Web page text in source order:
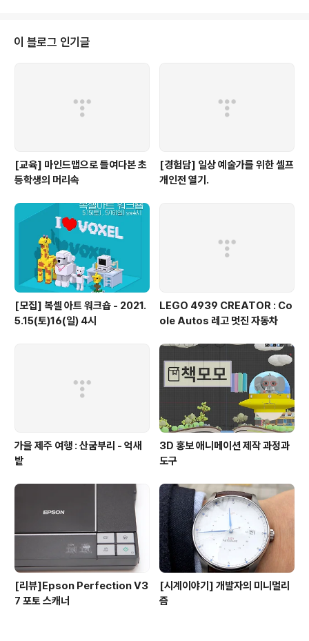
드립니다. 배송료도 제가 다 부담하겠습니다. 감사합니다. 행복하세요~
이 블로그 인기글
[교육] 마인드맵으로 들여다본 초
등학생의 머리속
[경험담] 일상 예술가를 위한 셀프
개인전 열기.
[모집] 복셀 아트 워크숍 - 2021.
5.15(토)16(일) 4시
LEGO 4939 CREATOR : Co
ole Autos 레고 멋진 자동차
가을 제주 여행 : 산굼부리 - 억새
밭
3D 홍보 애니메이션 제작 과정과
도구
[리뷰]Epson Perfection V3
7 포토 스캐너
[시계이야기] 개발자의 미니멀리
즘